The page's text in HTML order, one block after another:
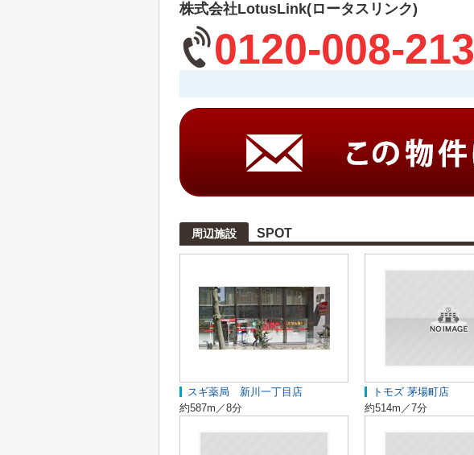
株式会社LotusLink(ロータスリンク)
0120-008-213
周辺施設 SPOT
スギ薬局 新川一丁目店
約587m／8分
トモズ 茅場町店
約514m／7分